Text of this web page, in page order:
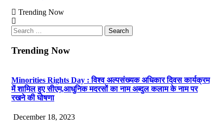
Trending Now
Search
for:
Trending Now
Minorities Rights Day : विश्व अल्पसंख्यक अधिकार दिवस कार्यक्रम
में शामिल हुए सीएम,आधुनिक मदरसों का नाम अब्दुल कलाम के नाम पर
रखने की घोषणा
December 18, 2023